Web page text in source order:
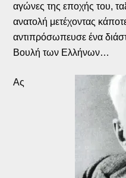
αγώνες της εποχής του,
ανατολή μετέχοντας
αντιπρόσωπευσε ένα
Βουλή των Ελλήνων…
Ας